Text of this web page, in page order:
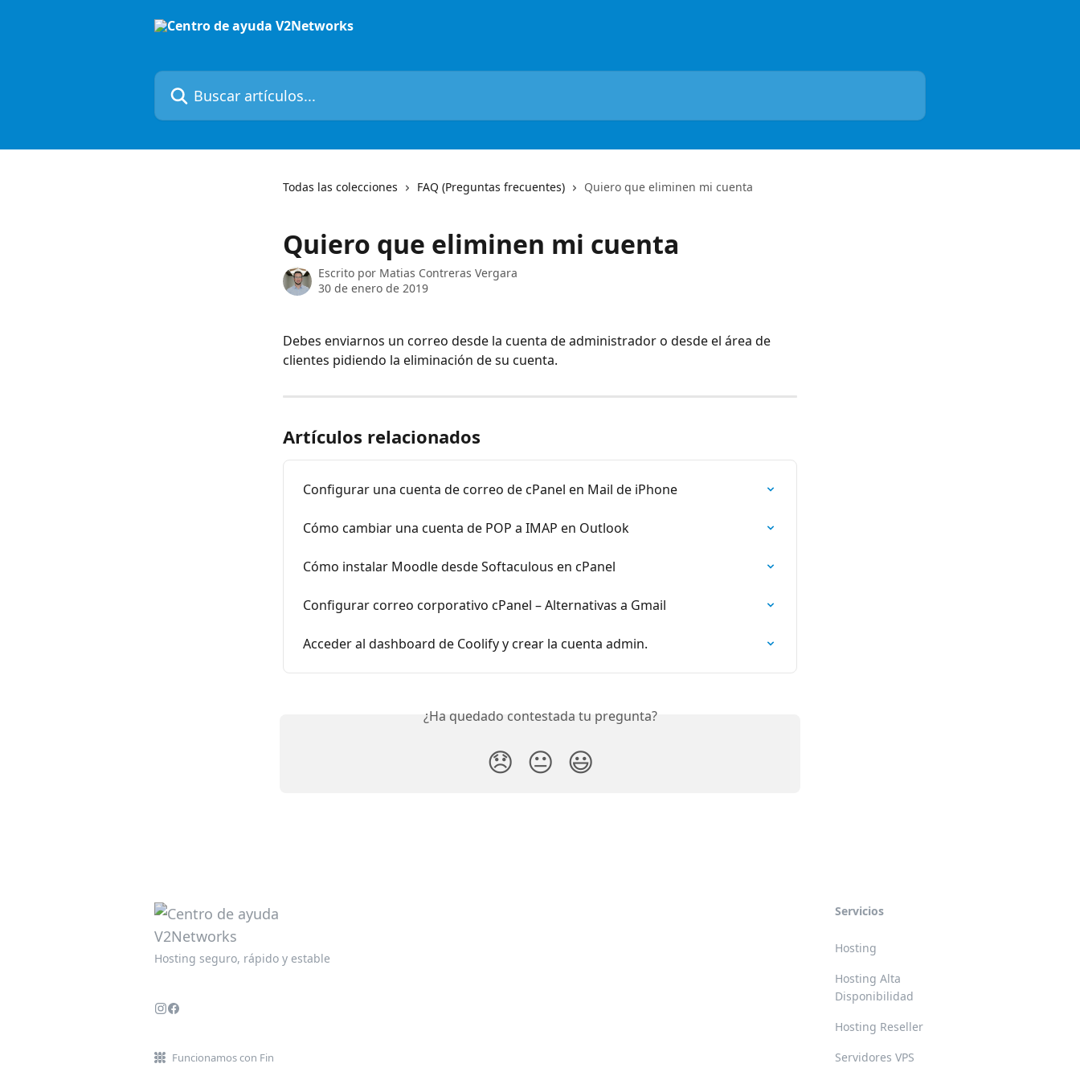
Buscar artículos...
Todas las colecciones FAQ (Preguntas frecuentes) Quiero que eliminen mi cuenta
Quiero que eliminen mi cuenta
Escrito por Matias Contreras Vergara
30 de enero de 2019
Debes enviarnos un correo desde la cuenta de administrador o desde el área de
clientes pidiendo la eliminación de su cuenta.
Artículos relacionados
Configurar una cuenta de correo de cPanel en Mail de iPhone
Cómo cambiar una cuenta de POP a IMAP en Outlook
Cómo instalar Moodle desde Softaculous en cPanel
Configurar correo corporativo cPanel – Alternativas a Gmail
Acceder al dashboard de Coolify y crear la cuenta admin.
¿Ha quedado contestada tu pregunta?
😞 😐 😃
Hosting seguro, rápido y estable
Funcionamos con Fin
Servicios
Hosting
Hosting Alta
Disponibilidad
Hosting Reseller
Servidores VPS